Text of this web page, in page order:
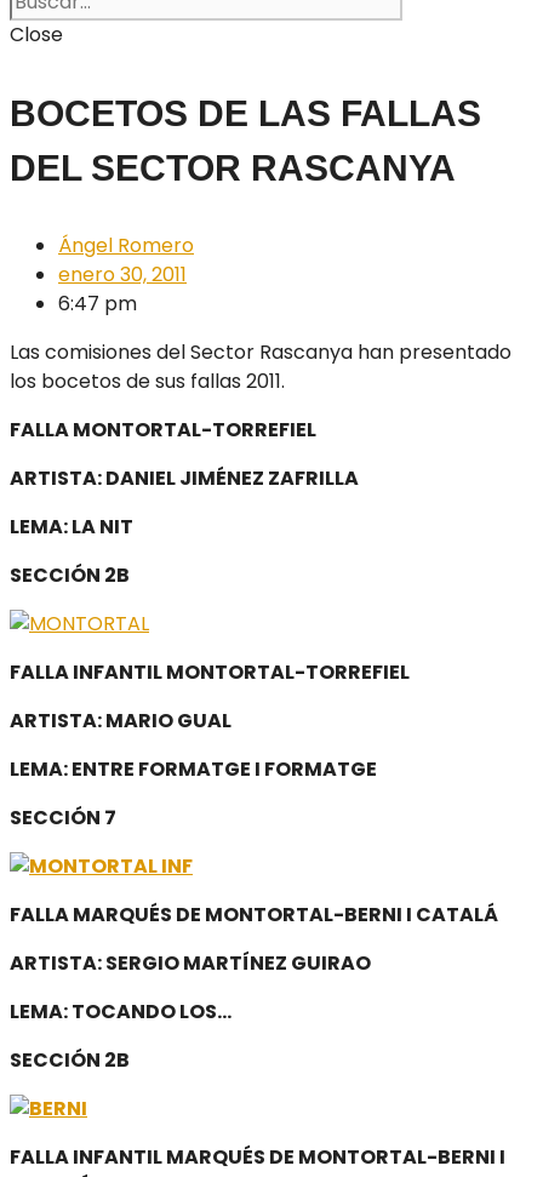
Close
BOCETOS DE LAS FALLAS
DEL SECTOR RASCANYA
Ángel Romero
enero 30, 2011
6:47 pm
Las comisiones del Sector Rascanya han presentado
los bocetos de sus fallas 2011.
FALLA MONTORTAL-TORREFIEL
ARTISTA: DANIEL JIMÉNEZ ZAFRILLA
LEMA: LA NIT
SECCIÓN 2B
FALLA INFANTIL MONTORTAL-TORREFIEL
ARTISTA: MARIO GUAL
LEMA: ENTRE FORMATGE I FORMATGE
SECCIÓN 7
FALLA MARQUÉS DE MONTORTAL-BERNI I CATALÁ
ARTISTA: SERGIO MARTÍNEZ GUIRAO
LEMA: TOCANDO LOS…
SECCIÓN 2B
FALLA INFANTIL MARQUÉS DE MONTORTAL-BERNI I